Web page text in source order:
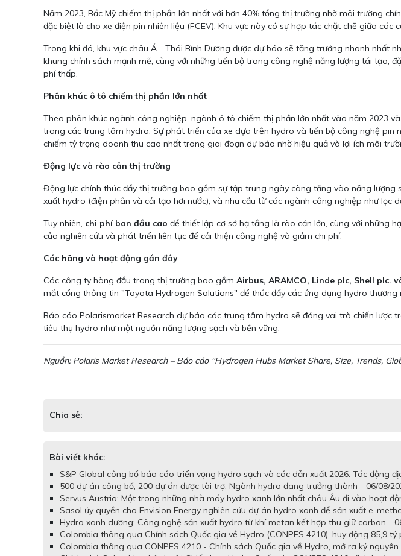
Năm 2023, Bắc Mỹ chiếm thị phần lớn nhất với hơn 40% tổng thị trường nhờ môi trường
đặc biệt là cho xe điện pin nhiên liệu (FCEV). Khu vực này có sự hợp tác chặt chẽ giữa
Trong khi đó, khu vực châu Á - Thái Bình Dương được dự báo sẽ tăng trưởng nhanh
khung chính sách mạnh mẽ, cùng với những tiến bộ trong công nghệ năng lượng tái tạo,
phí thấp.
Phân khúc ô tô chiếm thị phần lớn nhất
Theo phân khúc ngành công nghiệp, ngành ô tô chiếm thị phần lớn nhất vào năm 2023
trong các trung tâm hydro. Sự phát triển của xe dựa trên hydro và tiến bộ công nghệ pin
chiếm tỷ trọng doanh thu cao nhất trong giai đoạn dự báo nhờ hiệu quả và lợi ích môi
Động lực và rào cản thị trường
Động lực chính thúc đẩy thị trường bao gồm sự tập trung ngày càng tăng vào năng lượng
xuất hydro (điện phân và cải tạo hơi nước), và nhu cầu từ các ngành công nghiệp như lọc
Tuy nhiên, chi phí ban đầu cao để thiết lập cơ sở hạ tầng là rào cản lớn, cùng với những
của nghiên cứu và phát triển liên tục để cải thiện công nghệ và giảm chi phí.
Các hãng và hoạt động gần đây
Các công ty hàng đầu trong thị trường bao gồm Airbus, ARAMCO, Linde plc, Shell plc.
mắt cổng thông tin "Toyota Hydrogen Solutions" để thúc đẩy các ứng dụng hydro thương
Báo cáo Polarismarket Research dự báo các trung tâm hydro sẽ đóng vai trò chiến lược
tiêu thụ hydro như một nguồn năng lượng sạch và bền vững.
Nguồn: Polaris Market Research – Báo cáo "Hydrogen Hubs Market Share, Size, Trends,
Chia sẻ:
Bài viết khác:
S&P Global công bố báo cáo triển vọng hydro sạch và các dẫn xuất 2026: Tác động
500 dự án công bố, 200 dự án được tài trợ: Ngành hydro đang trưởng thành - 06/08/
Servus Austria: Một trong những nhà máy hydro xanh lớn nhất châu Âu đi vào hoạt
Sasol ủy quyền cho Envision Energy nghiên cứu dự án hydro xanh để sản xuất e-
Hydro xanh dương: Công nghệ sản xuất hydro từ khí metan kết hợp thu giữ carbon -
Colombia thông qua Chính sách Quốc gia về Hydro (CONPES 4210), huy động 85,9
Colombia thông qua CONPES 4210 - Chính sách Quốc gia về Hydro, mở ra kỷ